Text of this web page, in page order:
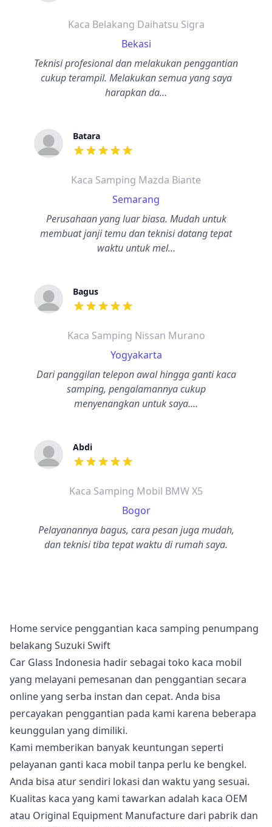
Kaca Belakang Daihatsu Sigra
Bekasi
Teknisi profesional dan melakukan penggantian
cukup terampil. Melakukan semua yang saya
harapkan da…
Batara
dari ulasan adalah bintang lima
Kaca Samping Mazda Biante
Semarang
Perusahaan yang luar biasa. Mudah untuk
membuat janji temu dan teknisi datang tepat
waktu untuk mel…
Bagus
dari ulasan adalah bintang lima
Kaca Samping Nissan Murano
Yogyakarta
Dari panggilan telepon awal hingga ganti kaca
samping, pengalamannya cukup
menyenangkan untuk saya.…
Abdi
dari ulasan adalah bintang lima
Kaca Samping Mobil BMW X5
Bogor
Pelayanannya bagus, cara pesan juga mudah,
dan teknisi tiba tepat waktu di rumah saya.
Home service penggantian kaca samping penumpang
belakang Suzuki Swift
Car Glass Indonesia hadir sebagai toko kaca mobil
yang melayani pemesanan dan penggantian secara
online yang serba instan dan cepat. Anda bisa
percayakan penggantian pada kami karena beberapa
keunggulan yang dimiliki.
Kami memberikan banyak keuntungan seperti
pelayanan ganti kaca mobil tanpa perlu ke bengkel.
Anda bisa atur sendiri lokasi dan waktu yang sesuai.
Kualitas kaca yang kami tawarkan adalah kaca OEM
atau Original Equipment Manufacture dari pabrik dan